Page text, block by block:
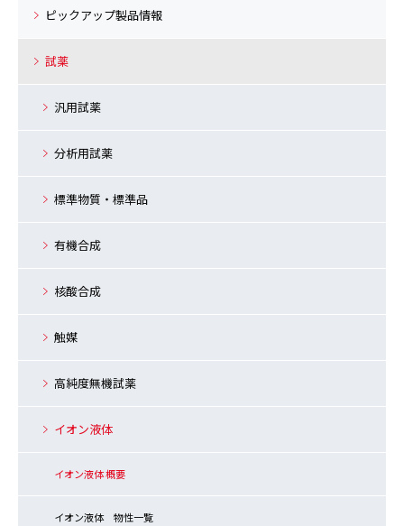
ピックアップ製品情報
試薬
汎用試薬
分析用試薬
標準物質・標準品
有機合成
核酸合成
触媒
高純度無機試薬
イオン液体
イオン液体 概要
イオン液体 物性一覧